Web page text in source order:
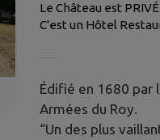
Le Château est PRIVÉ
C'est un Hôtel
Édifié en 1680 par
Armées du Roy.
“Un des plus